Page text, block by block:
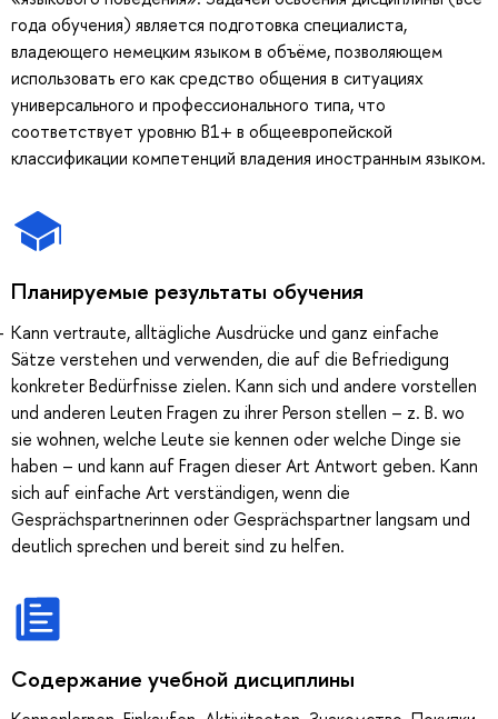
года обучения) является подготовка специалиста,
владеющего немецким языком в объёме, позволяющем
использовать его как средство общения в ситуациях
универсального и профессионального типа, что
соответствует уровню В1+ в общеевропейской
классификации компетенций владения иностранным языком.
Планируемые результаты обучения
Kann vertraute, alltägliche Ausdrücke und ganz einfache
Sätze verstehen und verwenden, die auf die Befriedigung
konkreter Bedürfnisse zielen. Kann sich und andere vorstellen
und anderen Leuten Fragen zu ihrer Person stellen – z. B. wo
sie wohnen, welche Leute sie kennen oder welche Dinge sie
haben – und kann auf Fragen dieser Art Antwort geben. Kann
sich auf einfache Art verständigen, wenn die
Gesprächspartnerinnen oder Gesprächspartner langsam und
deutlich sprechen und bereit sind zu helfen.
Содержание учебной дисциплины